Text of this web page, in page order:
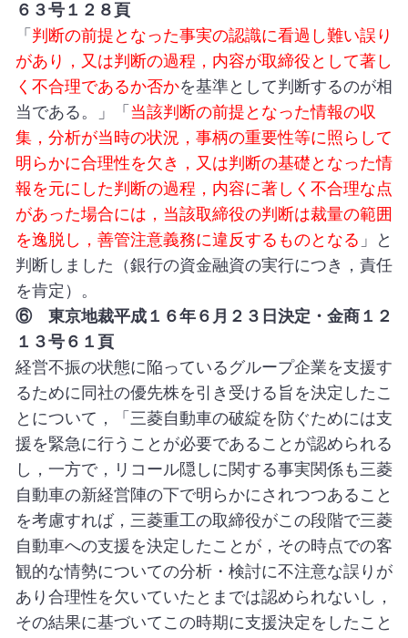
６３号１２８頁
「 判断の前提となった事実の認識に看過し難い誤り
があり，又は判断の過程，内容が取締役として著し
く不合理であるか否かを基準として判断するのが相
当である。」「 当該判断の前提となった情報の収
集，分析が当時の状況，事柄の重要性等に照らして
明らかに合理性を欠き，又は判断の基礎となった情
報を元にした判断の過程，内容に著しく不合理な点
があった場合には，当該取締役の判断は裁量の範囲
を逸脱し，善管注意義務に違反するものとなる 」と
判断しました（銀行の資金融資の実行につき，責任
を肯定）。
⑥ 東京地裁平成１６年６月２３日決定・金商１２
１３号６１頁
経営不振の状態に陥っているグループ企業を支援す
るために同社の優先株を引き受ける旨を決定したこ
とについて，「三菱自動車の破綻を防ぐためには支
援を緊急に行うことが必要であることが認められる
し，一方で，リコール隠しに関する事実関係も三菱
自動車の新経営陣の下で明らかにされつつあること
を考慮すれば，三菱重工の取締役がこの段階で三菱
自動車への支援を決定したことが，その時点での客
観的な情勢についての分析・検討に不注意な誤りが
あり合理性を欠いていたとまでは認められないし，
その結果に基づいてこの時期に支援決定をしたこと